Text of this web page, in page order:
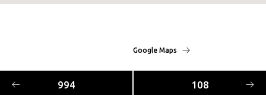
Google Maps
994 108